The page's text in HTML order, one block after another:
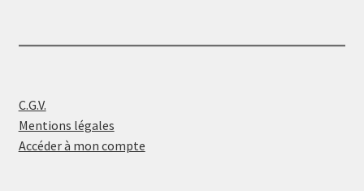
C.G.V.
Mentions légales
Accéder à mon compte